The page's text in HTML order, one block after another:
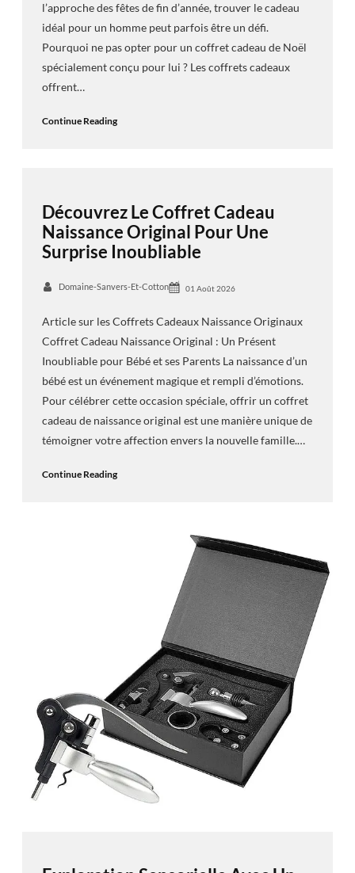
l’approche des fêtes de fin d’année, trouver le cadeau
idéal pour un homme peut parfois être un défi.
Pourquoi ne pas opter pour un coffret cadeau de Noël
spécialement conçu pour lui ? Les coffrets cadeaux
offrent…
Continue Reading
Découvrez Le Coffret Cadeau
Naissance Original Pour Une
Surprise Inoubliable
Domaine-Sanvers-Et-Cotton 01 Août 2026
Article sur les Coffrets Cadeaux Naissance Originaux
Coffret Cadeau Naissance Original : Un Présent
Inoubliable pour Bébé et ses Parents La naissance d’un
bébé est un événement magique et rempli d’émotions.
Pour célébrer cette occasion spéciale, offrir un coffret
cadeau de naissance original est une manière unique de
témoigner votre affection envers la nouvelle famille.…
Continue Reading